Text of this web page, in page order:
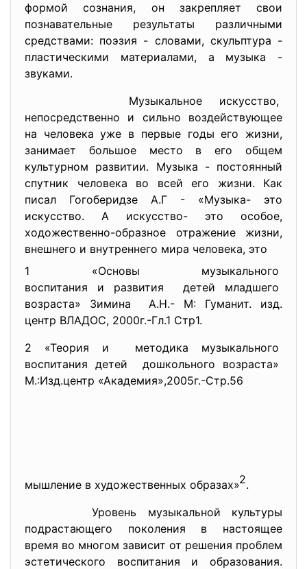
формой сознания, он закрепляет свои
познавательные результаты различными
средствами: поэзия - словами, скульптура -
пластическими материалами, а музыка -
звуками.
Музыкальное искусство,
непосредственно и сильно воздействующее
на человека уже в первые годы его жизни,
занимает большое место в его общем
культурном развитии. Музыка - постоянный
спутник человека во всей его жизни. Как
писал Гогоберидзе А.Г - «Музыка- это
искусство. А искусство- это особое,
ходожественно-образное отражение жизни,
внешнего и внутреннего мира человека, это
1 «Основы музыкального
воспитания и развития детей младшего
возраста» Зимина А.Н.- М: Гуманит. изд.
центр ВЛАДОС, 2000г.-Гл.1 Стр1.
2 «Теория и методика музыкального
воспитания детей дошкольного возраста»
М.:Изд.центр «Академия»,2005г.-Стр.56
мышление в художественных образах»2.
Уровень музыкальной культуры
подрастающего поколения в настоящее
время во многом зависит от решения проблем
эстетического воспитания и образования.